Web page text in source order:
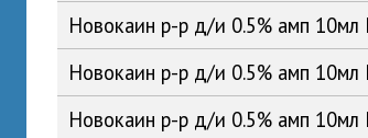
Новокаин р-р д/и 0.5% амп
Новокаин р-р д/и 0.5% амп
Новокаин р-р д/и 0.5% амп